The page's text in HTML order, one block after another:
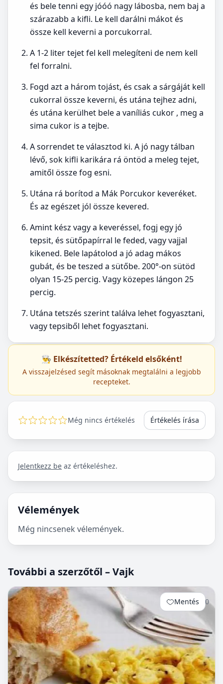
és bele tenni egy jóóó nagy lábosba, nem baj a
szárazabb a kifli. Le kell darálni mákot és
össze kell keverni a porcukorral.
A 1-2 liter tejet fel kell melegíteni de nem kell
fel forralni.
Fogd azt a három tojást, és csak a sárgáját kell
cukorral össze keverni, és utána tejhez adni,
és utána kerülhet bele a vaníliás cukor , meg a
sima cukor is a tejbe.
A sorrendet te választod ki. A jó nagy tálban
lévő, sok kifli karikára rá öntöd a meleg tejet,
amitől össze fog esni.
Utána rá borítod a Mák Porcukor keveréket.
És az egészet jól össze kevered.
Amint kész vagy a keveréssel, fogj egy jó
tepsit, és sütőpapírral le feded, vagy vajjal
kikened. Bele lapátolod a jó adag mákos
gubát, és be teszed a sütőbe. 200°-on sütöd
olyan 15-25 percig. Vagy közepes lángon 25
percig.
Utána tetszés szerint találva lehet fogyasztani,
vagy tepsiből lehet fogyasztani.
👨‍🍳 Elkészítetted? Értékeld elsőként!
A visszajelzésed segít másoknak megtalálni a legjobb
recepteket.
Még nincs értékelés Értékelés írása
Jelentkezz be az értékeléshez.
Vélemények
Még nincsenek vélemények.
További a szerzőtől – Vajk
Mentés 0